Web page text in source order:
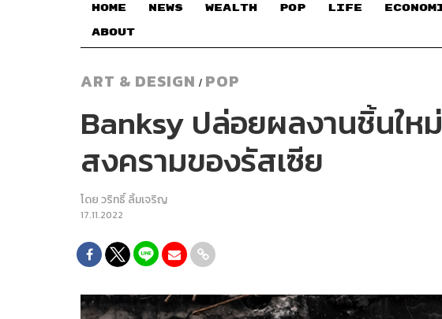
HOME NEWS WEALTH POP LIFE
ABOUT
ART & DESIGN / POP
Banksy ปล่อยผลงานชิ้นให
สงครามของรัสเซีย
โดยวริทธิ์ ลิ้มเจริญ
17.11.2022